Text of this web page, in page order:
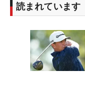
読まれています